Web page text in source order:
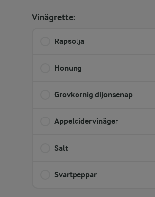
Vinägrette:
Rapsolja
Honung
Grovkornig dijonsenap
Äppelcidervinäger
Salt
Svartpeppar